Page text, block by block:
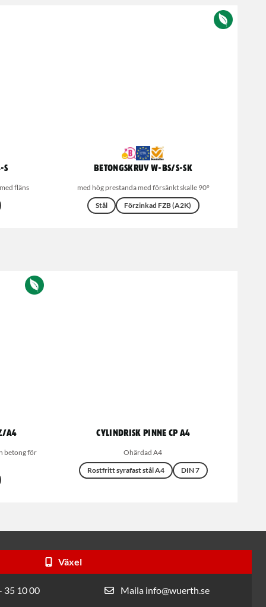
S
fläns
Betongskruv W-BS/S-SK
med hög prestanda med försänkt skalle 90°
Stål
Förzinkad FZB (A2K)
A4
betong för
Cylindrisk Pinne CP A4
Ohärdad A4
Rostfritt syrafast stål A4
DIN 7
Växel
35 10 00 Maila info@wuerth.se